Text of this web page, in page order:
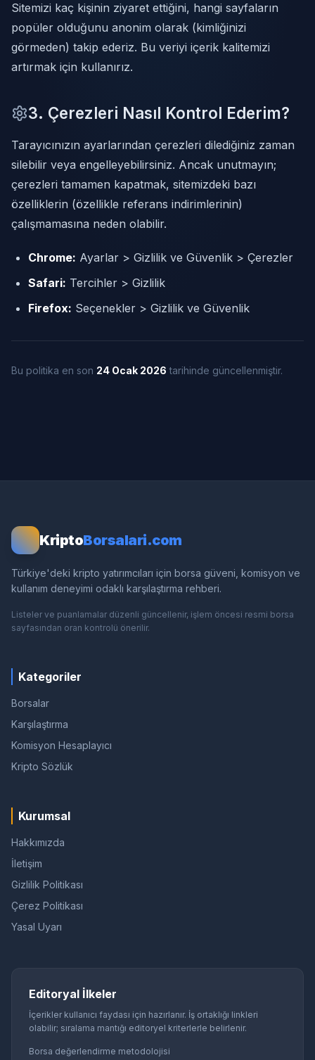
Sitemizi kaç kişinin ziyaret ettiğini, hangi sayfaların
popüler olduğunu anonim olarak (kimliğinizi
görmeden) takip ederiz. Bu veriyi içerik kalitemizi
artırmak için kullanırız.
3. Çerezleri Nasıl Kontrol Ederim?
Tarayıcınızın ayarlarından çerezleri dilediğiniz zaman
silebilir veya engelleyebilirsiniz. Ancak unutmayın;
çerezleri tamamen kapatmak, sitemizdeki bazı
özelliklerin (özellikle referans indirimlerinin)
çalışmamasına neden olabilir.
Chrome: Ayarlar > Gizlilik ve Güvenlik > Çerezler
Safari: Tercihler > Gizlilik
Firefox: Seçenekler > Gizlilik ve Güvenlik
Bu politika en son 24 Ocak 2026 tarihinde güncellenmiştir.
KriptoBorsalari.com
Türkiye'deki kripto yatırımcıları için borsa güveni, komisyon ve
kullanım deneyimi odaklı karşılaştırma rehberi.
Listeler ve puanlamalar düzenli güncellenir, işlem öncesi resmi borsa
sayfasından oran kontrolü önerilir.
Kategoriler
Borsalar
Karşılaştırma
Komisyon Hesaplayıcı
Kripto Sözlük
Kurumsal
Hakkımızda
İletişim
Gizlilik Politikası
Çerez Politikası
Yasal Uyarı
Editoryal İlkeler
İçerikler kullanıcı faydası için hazırlanır. İş ortaklığı linkleri
olabilir; sıralama mantığı editoryel kriterlerle belirlenir.
Borsa değerlendirme metodolojisi